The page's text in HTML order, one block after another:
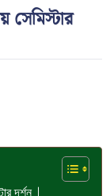
সেমিস্টার